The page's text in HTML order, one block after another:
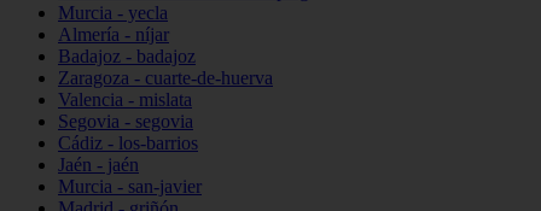
Murcia - yecla
Almería - níjar
Badajoz - badajoz
Zaragoza - cuarte-de-huerva
Valencia - mislata
Segovia - segovia
Cádiz - los-barrios
Jaén - jaén
Murcia - san-javier